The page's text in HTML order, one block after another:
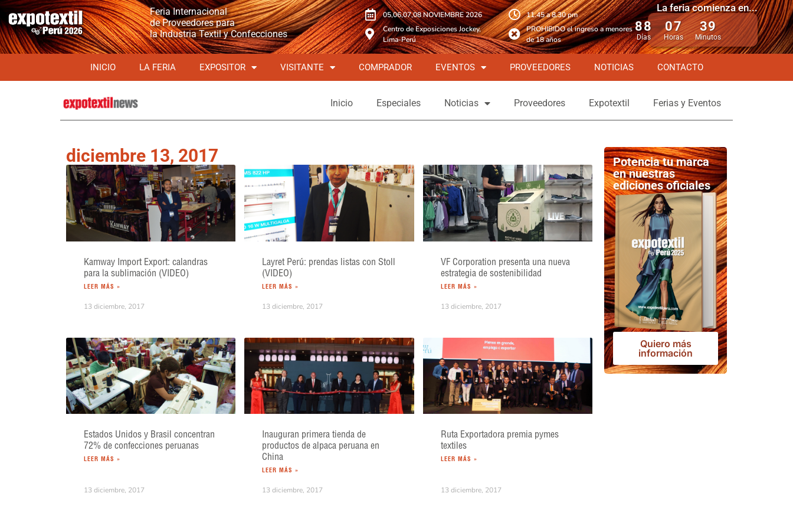
Feria Internacional
de Proveedores para
la Industria Textil y Confecciones
05,06,07,08 NOVIEMBRE 2026
Centro de Exposiciones Jockey,
Lima-Perú
11.45 a 8.30 pm
PROHIBIDO el ingreso a menores
de 18 años
La feria comienza en...
88
Días
07
Horas
39
Minutos
INICIO LA FERIA EXPOSITOR VISITANTE COMPRADOR EVENTOS PROVEEDORES NOTICIAS CONTACTO
Inicio Especiales Noticias Proveedores Expotextil Ferias y Eventos
diciembre 13, 2017
Kamway Import Export: calandras
para la sublimación (VIDEO)
LEER MÁS »
13 diciembre, 2017
Layret Perú: prendas listas con Stoll
(VIDEO)
LEER MÁS »
13 diciembre, 2017
VF Corporation presenta una nueva
estrategia de sostenibilidad
LEER MÁS »
13 diciembre, 2017
Estados Unidos y Brasil concentran
72% de confecciones peruanas
LEER MÁS »
13 diciembre, 2017
Inauguran primera tienda de
productos de alpaca peruana en
China
LEER MÁS »
13 diciembre, 2017
Ruta Exportadora premia pymes
textiles
LEER MÁS »
13 diciembre, 2017
Potencia tu marca
en nuestras
ediciones oficiales
Quiero más
información